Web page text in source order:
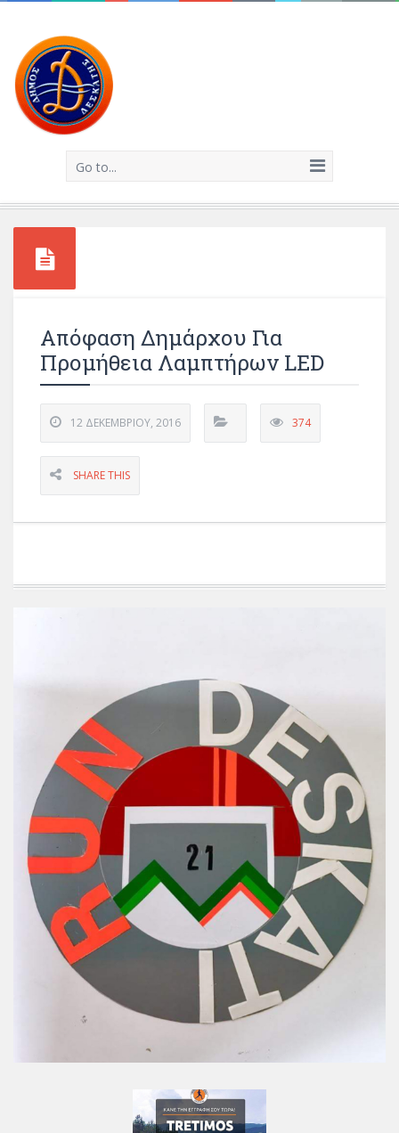
Go to...
Απόφαση Δημάρχου Για
Προμήθεια Λαμπτήρων LED
12 ΔΕΚΕΜΒΡΊΟΥ, 2016 374
SHARE THIS